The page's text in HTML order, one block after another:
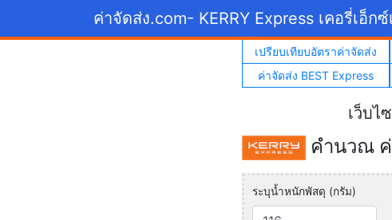
ค่าจัดส่ง.com- KERRY Express เคอรี่เอ็กซ์
เปรียบเทียบอัตราค่าจัดส่ง
ค่าจัดส่ง BEST Express
เว็บไ
คำนวณ ค่
ระบุน้ำหนักพัสดุ (กรัม)